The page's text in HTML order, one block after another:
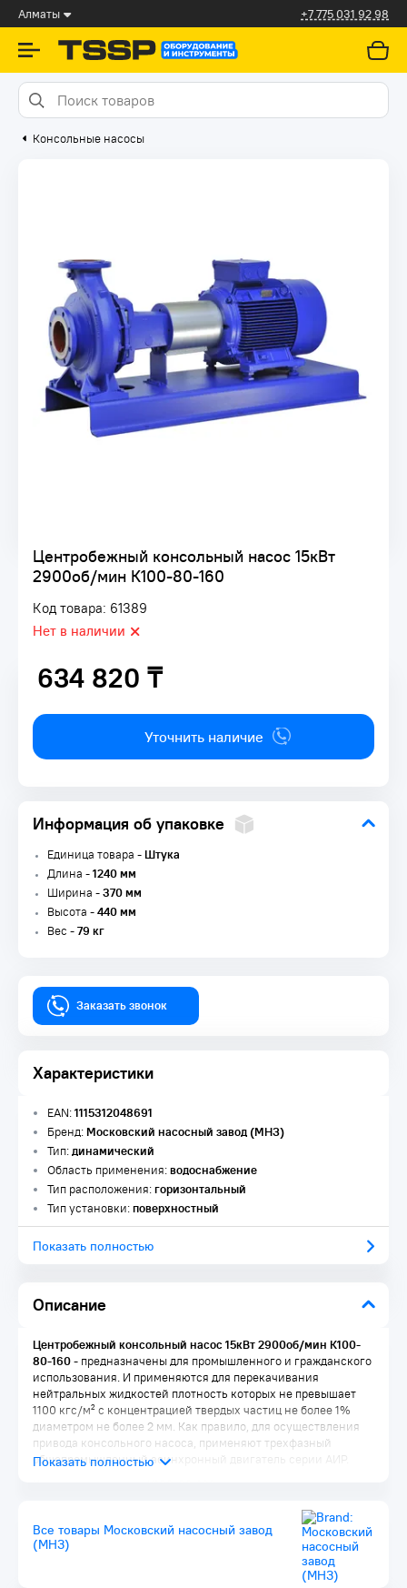
Алматы +7 775 031 92 98
Консольные насосы
Центробежный консольный насос 15кВт
2900об/мин К100-80-160
Код товара: 61389
Нет в наличии
634 820 ₸
634 820 ₸
Уточнить наличие
Информация об упаковке
Единица товара -Штука
Длина -1240 мм
Ширина -370 мм
Высота -440 мм
Вес -79 кг
Заказать звонок
Характеристики
Описание
EAN:1115312048691
Бренд:Московский насосный завод (МНЗ)
Тип:динамический
Область применения:водоснабжение
Тип расположения:горизонтальный
Тип установки:поверхностный
Показать полностью
Центробежный консольный насос 15кВт 2900об/мин К100-
80-160- предназначены для промышленного и гражданского
использования. И применяются для перекачивания
нейтральных жидкостей плотность которых не превышает
1100 кгс/м² с концентрацией твердых частиц не более 1%
диаметром не более 2 мм. Как правило, для осуществления
привода консольного насоса, применяют трехфазный
общепромышленный асинхронный двигатель серии АИР.
Температура в интервале - минус 10°C (263К) ... плюс
105°C (378К)
Величина pH (водородного показателя) - 6 ... 9
Содержание взвешенных частиц не выше 1% по массе
Все товары Московский насосный завод
(МНЗ)